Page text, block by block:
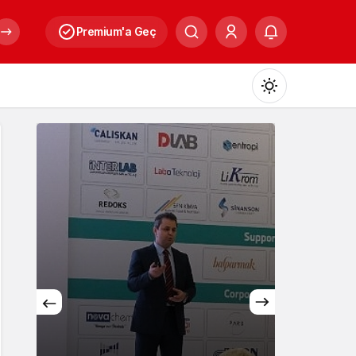
Premium'a Geç
Mod
değiştir
Gündüz Modu
Gündüz modunu seçin.
Gece Modu
Gece modunu seçin.
Sistem Modu